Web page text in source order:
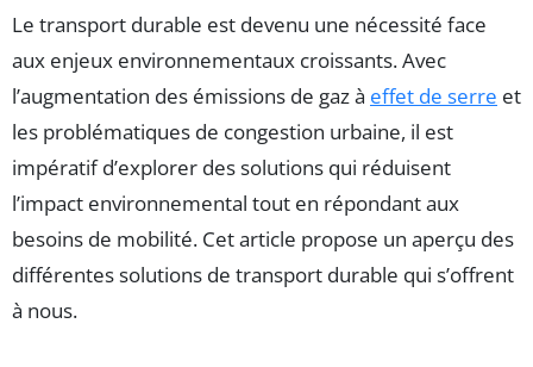
Le transport durable est devenu une nécessité face
aux enjeux environnementaux croissants. Avec
l’augmentation des émissions de gaz à effet de serre et
les problématiques de congestion urbaine, il est
impératif d’explorer des solutions qui réduisent
l’impact environnemental tout en répondant aux
besoins de mobilité. Cet article propose un aperçu des
différentes solutions de transport durable qui s’offrent
à nous.